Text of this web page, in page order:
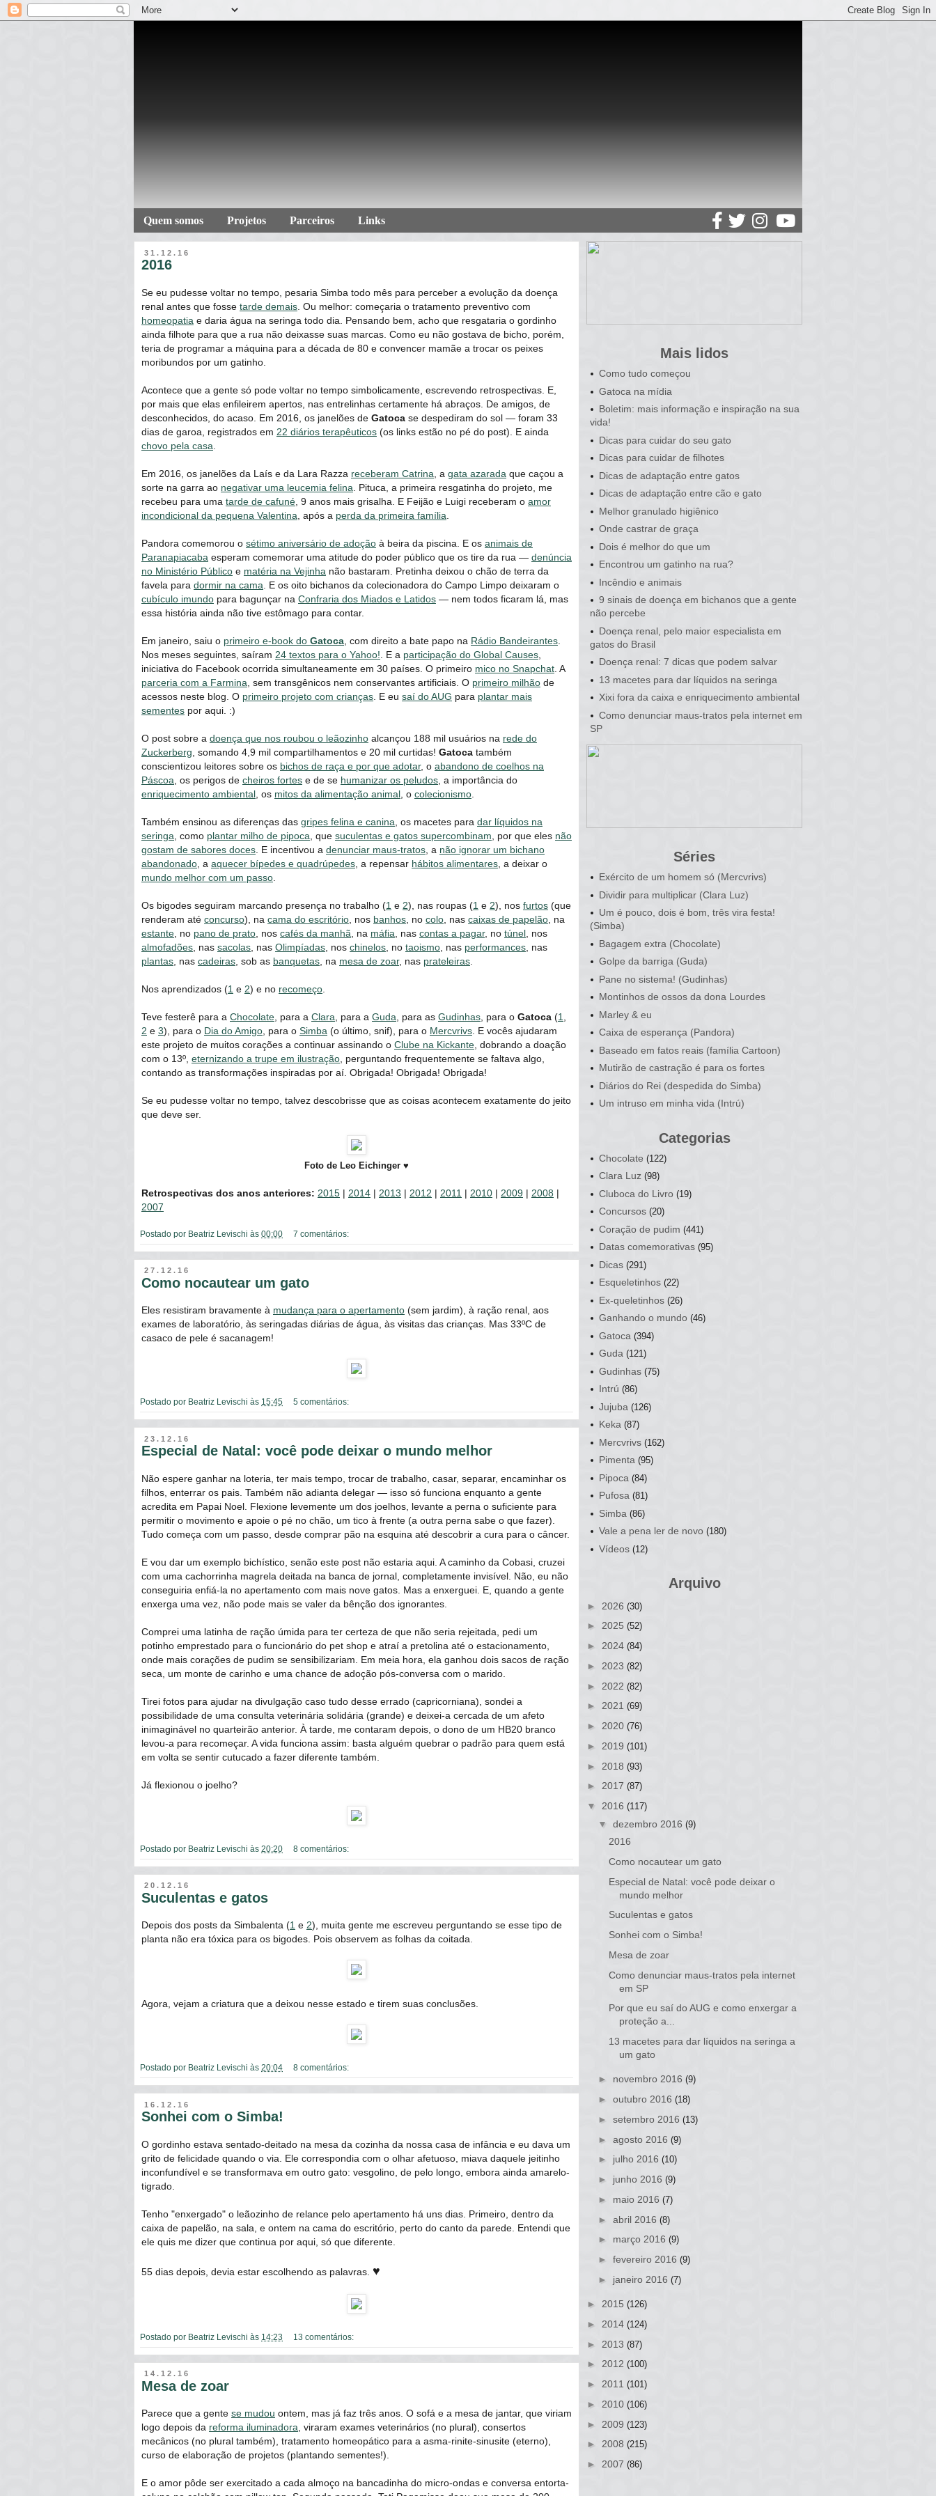
Quem somos Projetos Parceiros Links
31.12.16
2016
Se eu pudesse voltar no tempo, pesaria Simba todo mês para perceber a evolução da doença
renal antes que fosse tarde demais . Ou melhor: começaria o tratamento preventivo com
homeopatia e daria água na seringa todo dia. Pensando bem, acho que resgataria o gordinho
ainda filhote para que a rua não deixasse suas marcas. Como eu não gostava de bicho, porém,
teria de programar a máquina para a década de 80 e convencer mamãe a trocar os peixes
moribundos por um gatinho.
Acontece que a gente só pode voltar no tempo simbolicamente, escrevendo retrospectivas. E,
por mais que elas enfileirem apertos, nas entrelinhas certamente há abraços. De amigos, de
desconhecidos, do acaso. Em 2016, os janelões de Gatoca se despediram do sol ― foram 33
dias de garoa, registrados em 22 diários terapêuticos (os links estão no pé do post). E ainda
chovo pela casa
Em 2016, os janelões da Laís e da Lara Razza receberam Catrina , a gata azarada que caçou a
sorte na garra ao negativar uma leucemia felina . Pituca, a primeira resgatinha do projeto, me
recebeu para uma tarde de cafuné , 9 anos mais grisalha. E Feijão e Luigi receberam o amor
incondicional da pequena Valentina , após a perda da primeira família
Pandora comemorou o sétimo aniversário de adoção à beira da piscina. E os animais de
Paranapiacaba esperam comemorar uma atitude do poder público que os tire da rua ― denúncia
no Ministério Público e matéria na Vejinha não bastaram. Pretinha deixou o chão de terra da
favela para dormir na cama . E os oito bichanos da colecionadora do Campo Limpo deixaram o
cubículo imundo para bagunçar na Confraria dos Miados e Latidos ― nem todos ficaram lá, mas
essa história ainda não tive estômago para contar.
Em janeiro, saiu o primeiro e-book do Gatoca , com direito a bate papo na Rádio Bandeirantes
Nos meses seguintes, saíram 24 textos para o Yahoo! . E a participação do Global Causes
iniciativa do Facebook ocorrida simultaneamente em 30 países. O primeiro mico no Snapchat . A
parceria com a Farmina , sem transgênicos nem conservantes artificiais. O primeiro milhão de
acessos neste blog. O primeiro projeto com crianças . E eu saí do AUG para plantar mais
sementes por aqui. :)
O post sobre a doença que nos roubou o leãozinho alcançou 188 mil usuários na rede do
Zuckerberg , somando 4,9 mil compartilhamentos e 20 mil curtidas! Gatoca também
conscientizou leitores sobre os bichos de raça e por que adotar, o abandono de coelhos na
Páscoa , os perigos de cheiros fortes e de se humanizar os peludos , a importância do
enriquecimento ambiental , os mitos da alimentação animal , o colecionismo
Também ensinou as diferenças das gripes felina e canina , os macetes para dar líquidos na
seringa , como plantar milho de pipoca , que suculentas e gatos supercombinam , por que eles não
gostam de sabores doces . E incentivou a denunciar maus-tratos , a não ignorar um bichano
abandonado , a aquecer bípedes e quadrúpedes , a repensar hábitos alimentares , a deixar o
mundo melhor com um passo
Os bigodes seguiram marcando presença no trabalho (1 e 2), nas roupas (1 e 2), nos furtos (que
renderam até concurso), na cama do escritório , nos banhos , no colo , nas caixas de papelão , na
estante , no pano de prato , nos cafés da manhã , na máfia , nas contas a pagar, no túnel , nos
almofadões , nas sacolas , nas Olimpíadas , nos chinelos , no taoismo , nas performances , nas
plantas , nas cadeiras , sob as banquetas , na mesa de zoar, nas prateleiras
Nos aprendizados (1 e 2) e no recomeço
Teve festerê para a Chocolate , para a Clara , para a Guda , para as Gudinhas , para o Gatoca (1
2 e 3), para o Dia do Amigo , para o Simba (o último, snif), para o Mercvrivs . E vocês ajudaram
este projeto de muitos corações a continuar assinando o Clube na Kickante , dobrando a doação
com o 13º, eternizando a trupe em ilustração , perguntando frequentemente se faltava algo,
contando as transformações inspiradas por aí. Obrigada! Obrigada! Obrigada!
Se eu pudesse voltar no tempo, talvez descobrisse que as coisas acontecem exatamente do jeito
que deve ser.
Foto de Leo Eichinger ♥
Retrospectivas dos anos anteriores: 2015 | 2014 | 2013 | 2012 | 2011 | 2010 | 2009 | 2008 |
2007
Postado por Beatriz Levischi às 00:00 7 comentários:
27.12.16
Como nocautear um gato
Eles resistiram bravamente à mudança para o apertamento (sem jardim), à ração renal, aos
exames de laboratório, às seringadas diárias de água, às visitas das crianças. Mas 33ºC de
casaco de pele é sacanagem!
Postado por Beatriz Levischi às 15:45 5 comentários:
23.12.16
Especial de Natal: você pode deixar o mundo melhor
Não espere ganhar na loteria, ter mais tempo, trocar de trabalho, casar, separar, encaminhar os
filhos, enterrar os pais. Também não adianta delegar ― isso só funciona enquanto a gente
acredita em Papai Noel. Flexione levemente um dos joelhos, levante a perna o suficiente para
permitir o movimento e apoie o pé no chão, um tico à frente (a outra perna sabe o que fazer).
Tudo começa com um passo, desde comprar pão na esquina até descobrir a cura para o câncer.
E vou dar um exemplo bichístico, senão este post não estaria aqui. A caminho da Cobasi, cruzei
com uma cachorrinha magrela deitada na banca de jornal, completamente invisível. Não, eu não
conseguiria enfiá-la no apertamento com mais nove gatos. Mas a enxerguei. E, quando a gente
enxerga uma vez, não pode mais se valer da bênção dos ignorantes.
Comprei uma latinha de ração úmida para ter certeza de que não seria rejeitada, pedi um
potinho emprestado para o funcionário do pet shop e atraí a pretolina até o estacionamento,
onde mais corações de pudim se sensibilizariam. Em meia hora, ela ganhou dois sacos de ração
seca, um monte de carinho e uma chance de adoção pós-conversa com o marido.
Tirei fotos para ajudar na divulgação caso tudo desse errado (capricorniana), sondei a
possibilidade de uma consulta veterinária solidária (grande) e deixei-a cercada de um afeto
inimaginável no quarteirão anterior. À tarde, me contaram depois, o dono de um HB20 branco
levou-a para recomeçar. A vida funciona assim: basta alguém quebrar o padrão para quem está
em volta se sentir cutucado a fazer diferente também.
Já flexionou o joelho?
Postado por Beatriz Levischi às 20:20 8 comentários:
20.12.16
Suculentas e gatos
Depois dos posts da Simbalenta (1 e 2), muita gente me escreveu perguntando se esse tipo de
planta não era tóxica para os bigodes. Pois observem as folhas da coitada.
Agora, vejam a criatura que a deixou nesse estado e tirem suas conclusões.
Postado por Beatriz Levischi às 20:04 8 comentários:
16.12.16
Sonhei com o Simba!
O gordinho estava sentado-deitado na mesa da cozinha da nossa casa de infância e eu dava um
grito de felicidade quando o via. Ele correspondia com o olhar afetuoso, miava daquele jeitinho
inconfundível e se transformava em outro gato: vesgolino, de pelo longo, embora ainda amarelo-
tigrado.
Tenho "enxergado" o leãozinho de relance pelo apertamento há uns dias. Primeiro, dentro da
caixa de papelão, na sala, e ontem na cama do escritório, perto do canto da parede. Entendi que
ele quis me dizer que continua por aqui, só que diferente.
55 dias depois, devia estar escolhendo as palavras. ♥
Postado por Beatriz Levischi às 14:23 13 comentários:
14.12.16
Mesa de zoar
Parece que a gente se mudou ontem, mas já faz três anos. O sofá e a mesa de jantar, que viriam
logo depois da reforma iluminadora, viraram exames veterinários (no plural), consertos
mecânicos (no plural também), tratamento homeopático para a asma-rinite-sinusite (eterno),
curso de elaboração de projetos (plantando sementes!).
E o amor pôde ser exercitado a cada almoço na bancadinha do micro-ondas e conversa entorta-
Mais lidos
Como tudo começou
Gatoca na mídia
Boletim: mais informação e inspiração na sua
vida!
Dicas para cuidar do seu gato
Dicas para cuidar de filhotes
Dicas de adaptação entre gatos
Dicas de adaptação entre cão e gato
Melhor granulado higiênico
Onde castrar de graça
Dois é melhor do que um
Encontrou um gatinho na rua?
Incêndio e animais
9 sinais de doença em bichanos que a gente
não percebe
Doença renal, pelo maior especialista em
gatos do Brasil
Doença renal: 7 dicas que podem salvar
13 macetes para dar líquidos na seringa
Xixi fora da caixa e enriquecimento ambiental
Como denunciar maus-tratos pela internet em
SP
Séries
Exército de um homem só (Mercvrivs)
Dividir para multiplicar (Clara Luz)
Um é pouco, dois é bom, três vira festa!
(Simba)
Bagagem extra (Chocolate)
Golpe da barriga (Guda)
Pane no sistema! (Gudinhas)
Montinhos de ossos da dona Lourdes
Marley & eu
Caixa de esperança (Pandora)
Baseado em fatos reais (família Cartoon)
Mutirão de castração é para os fortes
Diários do Rei (despedida do Simba)
Um intruso em minha vida (Intrú)
Categorias
Chocolate (122)
Clara Luz (98)
Cluboca do Livro (19)
Concursos (20)
Coração de pudim (441)
Datas comemorativas (95)
Dicas (291)
Esqueletinhos (22)
Ex-queletinhos (26)
Ganhando o mundo (46)
Gatoca (394)
Guda (121)
Gudinhas (75)
Intrú (86)
Jujuba (126)
Keka (87)
Mercvrivs (162)
Pimenta (95)
Pipoca (84)
Pufosa (81)
Simba (86)
Vale a pena ler de novo (180)
Vídeos (12)
Arquivo
► 2026 (30)
► 2025 (52)
► 2024 (84)
► 2023 (82)
► 2022 (82)
► 2021 (69)
► 2020 (76)
► 2019 (101)
► 2018 (93)
► 2017 (87)
▼ 2016 (117)
▼ dezembro 2016 (9)
2016
Como nocautear um gato
Especial de Natal: você pode deixar o
mundo melhor
Suculentas e gatos
Sonhei com o Simba!
Mesa de zoar
Como denunciar maus-tratos pela internet
em SP
Por que eu saí do AUG e como enxergar a
proteção a...
13 macetes para dar líquidos na seringa a
um gato
► novembro 2016 (9)
► outubro 2016 (18)
► setembro 2016 (13)
► agosto 2016 (9)
► julho 2016 (10)
► junho 2016 (9)
► maio 2016 (7)
► abril 2016 (8)
► março 2016 (9)
► fevereiro 2016 (9)
► janeiro 2016 (7)
► 2015 (126)
► 2014 (124)
► 2013 (87)
► 2012 (100)
► 2011 (101)
► 2010 (106)
► 2009 (123)
► 2008 (215)
► 2007 (86)